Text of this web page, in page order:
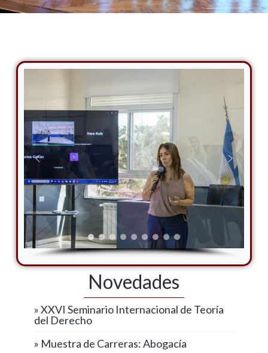
Novedades
» XXVI Seminario Internacional de Teoría
del Derecho
» Muestra de Carreras: Abogacía